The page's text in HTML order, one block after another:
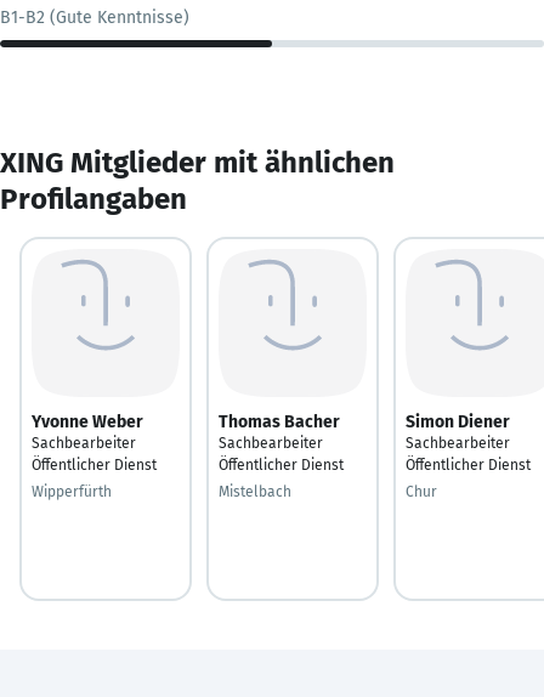
B1-B2 (Gute Kenntnisse)
XING Mitglieder mit ähnlichen
Profilangaben
Yvonne Weber
Sachbearbeiter
Öffentlicher Dienst
Wipperfürth
Thomas Bacher
Sachbearbeiter
Öffentlicher Dienst
Mistelbach
Simon Diener
Sachbearbeiter
Öffentlicher Dienst
Chur